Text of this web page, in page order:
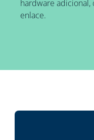
hardware
enlace.